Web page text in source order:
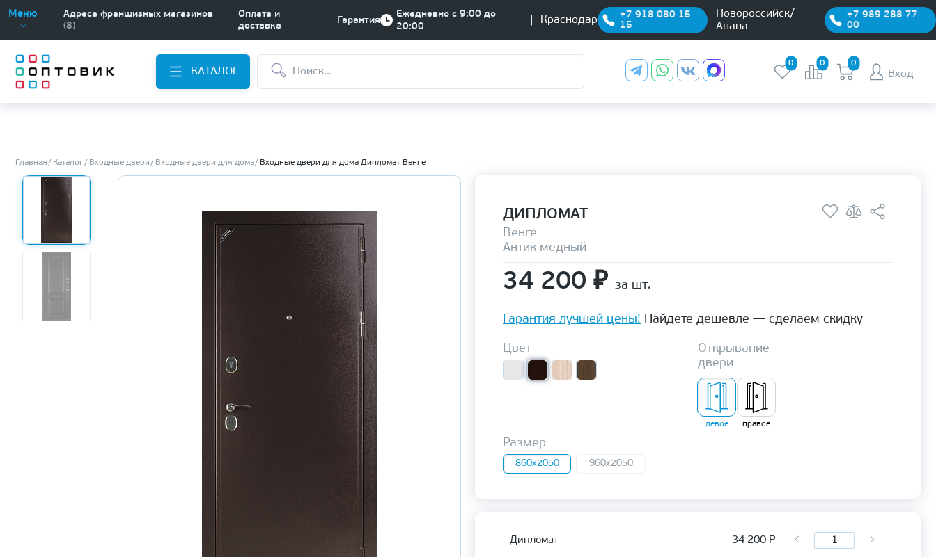
Меню
Адреса франшизных магазинов
(8)
Оплата и
доставка
Гарантия
Ежедневно с 9:00 до
20:00
Краснодар
+7 918 080 15
15
Новороссийск/
Анапа
+7 989 288 77
00
КАТАЛОГ
0 0 0
Вход
Главная Каталог Входные двери Входные двери для дома Входные двери для дома Дипломат Венге
ДИПЛОМАТ
Венге
Антик медный
34 200 ₽ за шт.
Гарантия лучшей цены! Найдете дешевле — сделаем скидку
Цвет
Открывание
двери
левое правое
Размер
860x2050 960x2050
Дипломат 34 200 Р